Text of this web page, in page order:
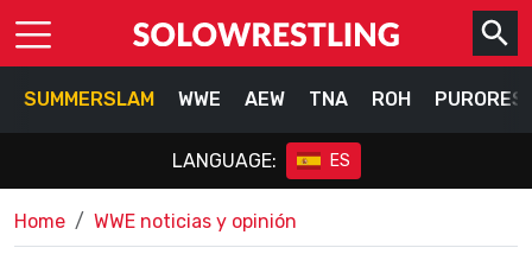
SUMMERSLAM WWE AEW TNA ROH
LANGUAGE: ES
Home WWE noticias y opinión